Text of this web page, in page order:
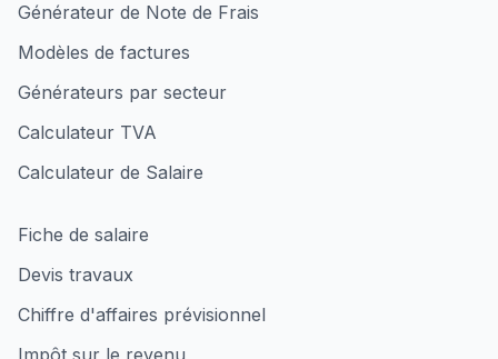
Générateur de Note de Frais
Modèles de factures
Générateurs par secteur
Calculateur TVA
Calculateur de Salaire
Fiche de salaire
Devis travaux
Chiffre d'affaires prévisionnel
Impôt sur le revenu